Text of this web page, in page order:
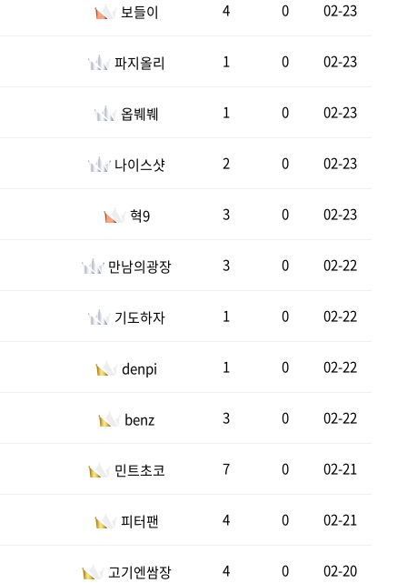
보들이 4 0 02-23
파지올리 1 0 02-23
옵붸붸 1 0 02-23
나이스샷 2 0 02-23
혁9 3 0 02-23
만남의광장 3 0 02-22
기도하자 1 0 02-22
denpi 1 0 02-22
benz 3 0 02-22
민트초코 7 0 02-21
피터팬 4 0 02-21
고기엔쌈장 4 0 02-20